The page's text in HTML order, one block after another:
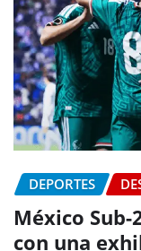
DEPORTES
México
con una